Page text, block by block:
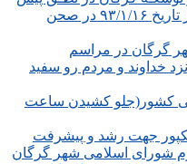
از دستـور علیرضـا پزشکپور در تاریخ ۹۳/۱/۱۶ در صحن
گرگان در مراسم
خداوند و مردم رو سفید
کشور(جلو کشیدن ساعت
جهت رشد و پیشرفت
شورای اسلامی شهر گرگان